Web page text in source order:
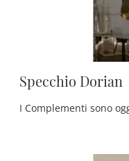
Specchio Dorian